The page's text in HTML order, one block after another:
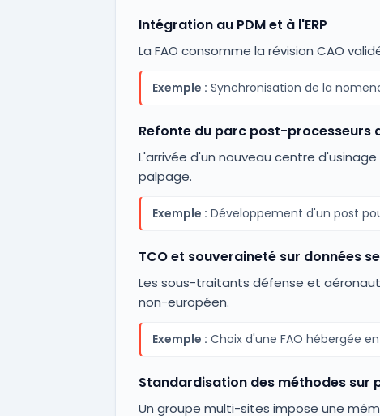
Intégration au PDM et à l'ERP
La FAO consomme la révision CAO
Exemple : Synchronisation de la
Refonte du parc post-processeurs
L'arrivée d'un nouveau centre
palpage.
Exemple : Développement d'un post
TCO et souveraineté sur données
Les sous-traitants défense et
non-européen.
Exemple : Choix d'une FAO hébergée
Standardisation des méthodes sur
Un groupe multi-sites impose une